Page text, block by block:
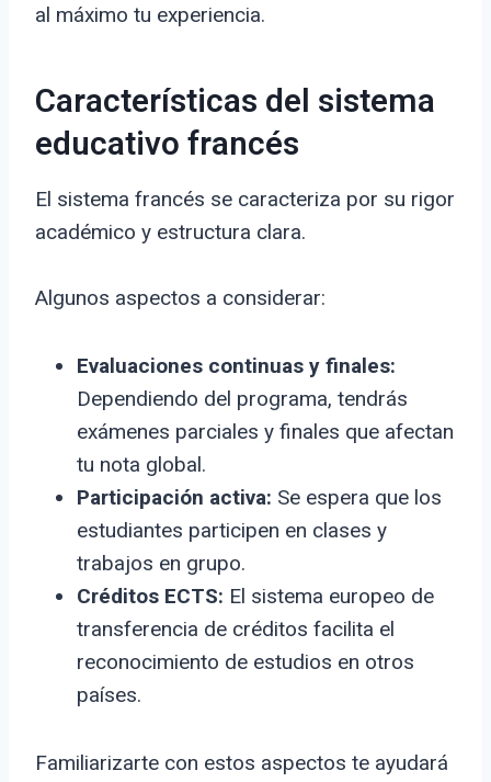
al máximo tu experiencia.
Características del sistema
educativo francés
El sistema francés se caracteriza por su rigor
académico y estructura clara.
Algunos aspectos a considerar:
Evaluaciones continuas y finales:
Dependiendo del programa, tendrás
exámenes parciales y finales que afectan
tu nota global.
Participación activa: Se espera que los
estudiantes participen en clases y
trabajos en grupo.
Créditos ECTS: El sistema europeo de
transferencia de créditos facilita el
reconocimiento de estudios en otros
países.
Familiarizarte con estos aspectos te ayudará